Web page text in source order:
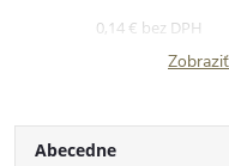
0,14 € bez DPH
Abecedne